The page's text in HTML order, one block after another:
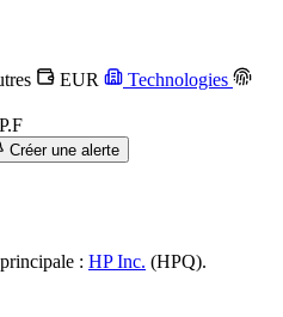
EUR
Technologies
Créer une alerte
: HP Inc. (HPQ).